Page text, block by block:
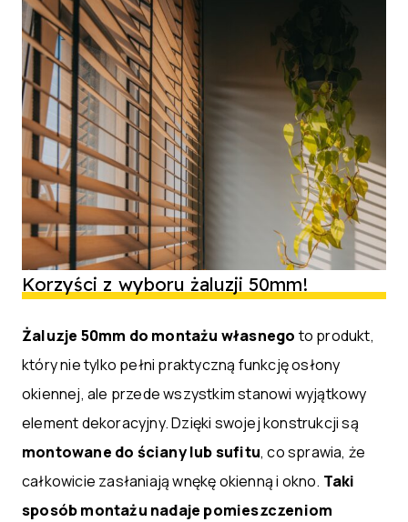
Korzyści z wyboru żaluzji 50mm!
Żaluzje 50mm do montażu własnegoto produkt,
który nie tylko pełni praktyczną funkcję osłony
okiennej, ale przede wszystkim stanowi wyjątkowy
element dekoracyjny. Dzięki swojej konstrukcji są
montowane do ściany lub sufitu, co sprawia, że
całkowicie zasłaniają wnękę okienną i okno. Taki
sposób montażu nadaje pomieszczeniom